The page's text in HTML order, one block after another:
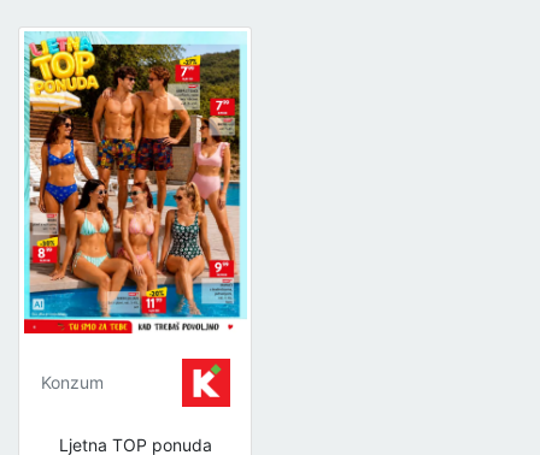
Konzum
Ljetna TOP ponuda